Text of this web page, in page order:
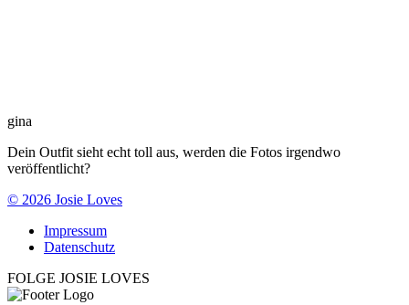
gina
Dein Outfit sieht echt toll aus, werden die Fotos irgendwo
veröffentlicht?
© 2026 Josie Loves
Impressum
Datenschutz
FOLGE JOSIE LOVES